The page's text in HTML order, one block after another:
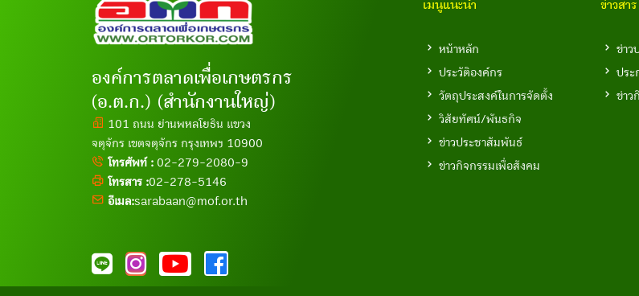
องค์การตลาดเพื่อเกษตรกร
(อ.ต.ก.) (สำนักงานใหญ่)
101 ถนน ย่านพหลโยธิน แขวง
จตุจักร เขตจตุจักร กรุงเทพฯ 10900
โทรศัพท์ : 02-279-2080-9
โทรสาร :02-278-5146
อีเมล:sarabaan@mof.or.th
เมนูแนะนำ
หน้าหลัก
ประวัติองค์กร
วัตถุประสงค์ในการจัดตั้ง
วิสัยทัศน์/พันธกิจ
ข่าวประชาสัมพันธ์
ข่าวกิจกรรมเพื่อสังคม
ข่าวสาร
ข่าว
ประ
ข่าว